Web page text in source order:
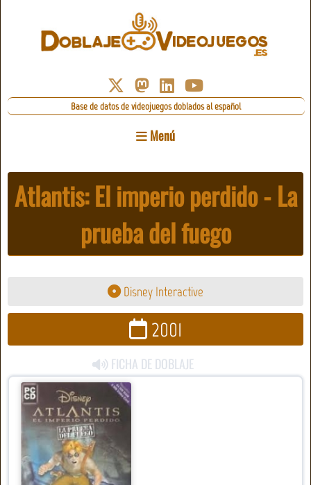
Base de datos de videojuegos doblados al español
Menú
Atlantis: El imperio perdido - La
prueba del fuego
Disney Interactive
2001
FICHA DE DOBLAJE